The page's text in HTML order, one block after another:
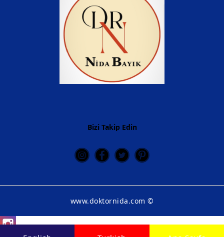
MEDİKAL DANIŞMANLIKBAYIK
AÇIK
LÜTFEN İLETİŞİME
Bizi Takip Edin
www.doktornida.com ©